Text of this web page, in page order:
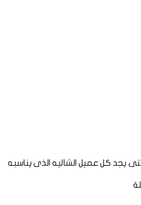
يجد كل عميل الشاليه الذى يناسبه